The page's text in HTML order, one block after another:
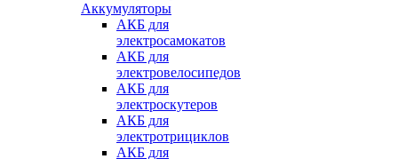
Аккумуляторы
АКБ для
электросамокатов
АКБ для
электровелосипедов
АКБ для
электроскутеров
АКБ для
электротрициклов
АКБ для